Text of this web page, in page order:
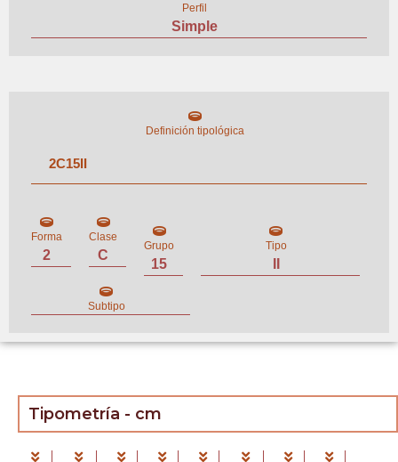
Perfil
Simple
Definición tipológica
2C15II
Forma
2
Clase
C
Grupo
15
Tipo
Subtipo
Tipometría - cm